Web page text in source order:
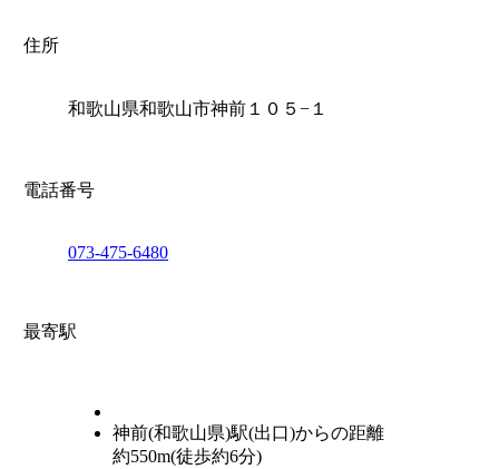
住所
和歌山県和歌山市神前１０５−１
電話番号
073-475-6480
最寄駅
神前(和歌山県)駅(出口)からの距離
約550m(徒歩約6分)